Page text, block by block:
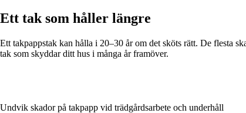
Ett tak som håller längre
Ett takpappstak kan hålla i 20–30 år om det sköts rätt. De flesta
tak som skyddar ditt hus i många år framöver.
Undvik skador på takpapp vid trädgårdsarbete och underhåll